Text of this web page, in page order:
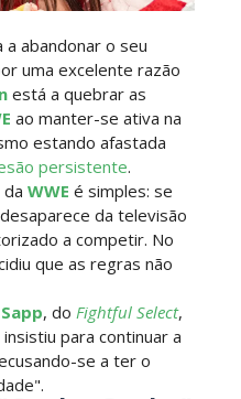
July 2026
Lesnar:
abandonar o seu
uma excelente razão
está a quebrar as
ao manter-se ativa na
estando afastada
persistente.
WWE é simples: se
da televisão
a competir. No
que as regras não
, do Fightful Select,
para continuar a
se a ter o